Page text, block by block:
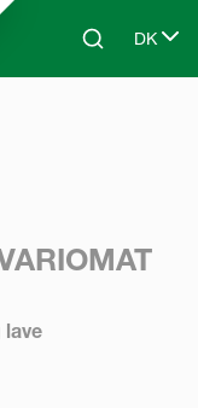
contentSearchDK
Select